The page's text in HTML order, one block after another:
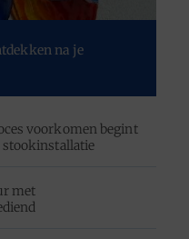
na je
voorkomen begint
stookinstallatie
met